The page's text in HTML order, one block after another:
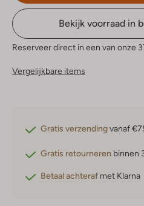
Bekijk voorraad in
Reserveer direct in een van onze
Vergelijkbare items
Gratis verzendingvanaf
Gratis retourneren binnen
Betaal achteraf met Klarna